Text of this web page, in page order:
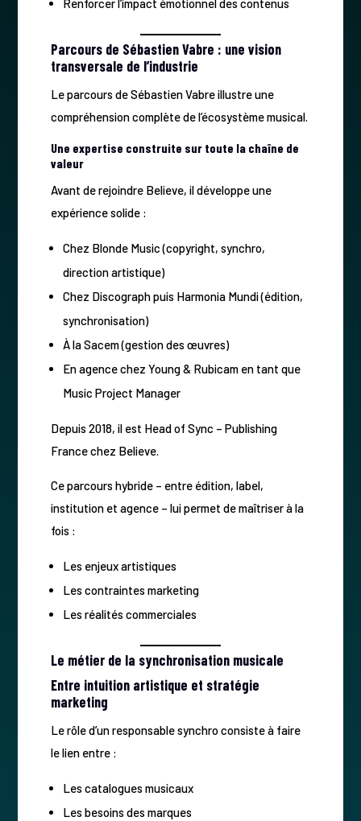
Renforcer l’impact émotionnel des contenus
Parcours de Sébastien Vabre : une vision
transversale de l’industrie
Le parcours de Sébastien Vabre illustre une
compréhension complète de l’écosystème musical.
Une expertise construite sur toute la chaîne de
valeur
Avant de rejoindre Believe, il développe une
expérience solide :
Chez Blonde Music (copyright, synchro,
direction artistique)
Chez Discograph puis Harmonia Mundi (édition,
synchronisation)
À la Sacem (gestion des œuvres)
En agence chez Young & Rubicam en tant que
Music Project Manager
Depuis 2018, il est Head of Sync – Publishing
France chez Believe.
Ce parcours hybride – entre édition, label,
institution et agence – lui permet de maîtriser à la
fois :
Les enjeux artistiques
Les contraintes marketing
Les réalités commerciales
Le métier de la synchronisation musicale
Entre intuition artistique et stratégie
marketing
Le rôle d’un responsable synchro consiste à faire
le lien entre :
Les catalogues musicaux
Les besoins des marques